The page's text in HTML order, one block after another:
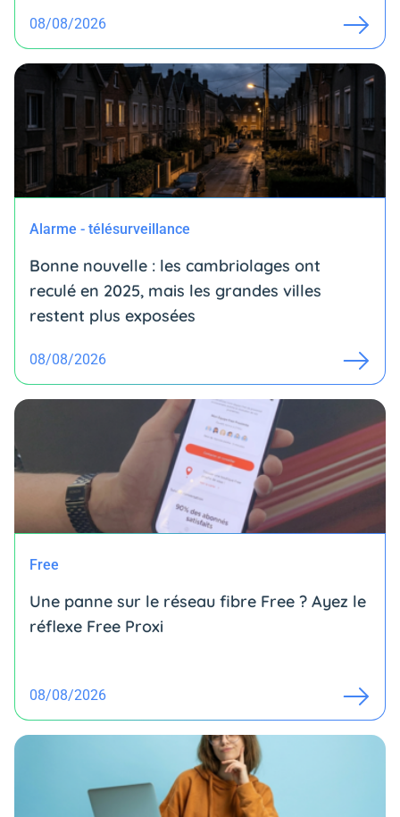
08/08/2026
Alarme - télésurveillance
Bonne nouvelle : les cambriolages ont
reculé en 2025, mais les grandes villes
restent plus exposées
08/08/2026
Free
Une panne sur le réseau fibre Free ? Ayez le
réflexe Free Proxi
08/08/2026